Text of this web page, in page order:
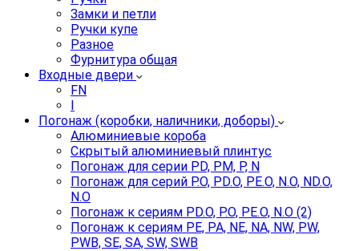
Замки и петли
Ручки купе
Разное
Фурнитура общая
Входные двери
FN
I
Погонаж (коробки, наличники, доборы)
Алюминиевые короба
Скрытый алюминиевый плинтус
Погонаж для серии PD, PM, P, N
Погонаж для серий P.O, PD.O, PE.O, N.O, ND.O,
N.O
Погонаж к сериям PD.O, P.O, PE.O, N.O (2)
Погонаж к сериям PE, PA, NE, NA, NW, PW,
PWB, SE, SA, SW, SWB